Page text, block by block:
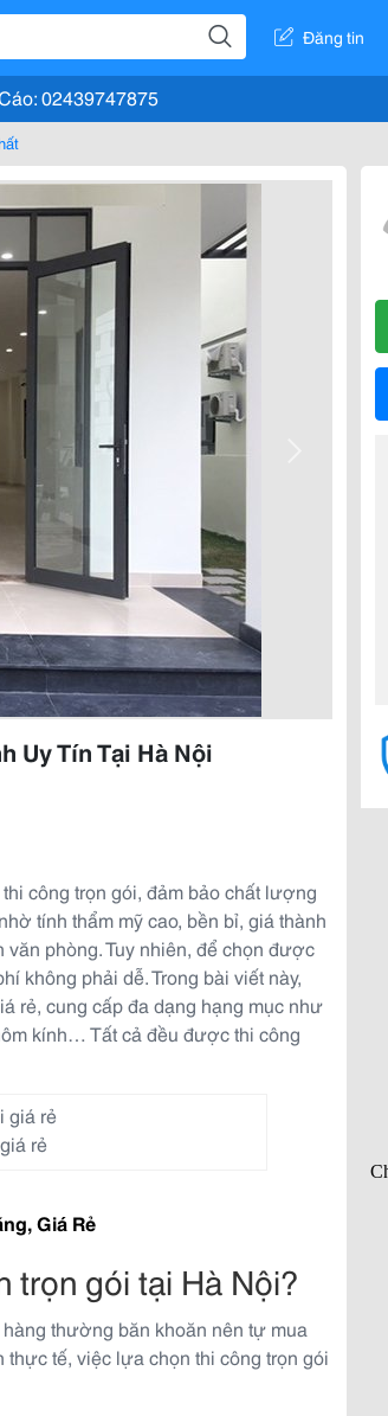
Đăng tin
02439747875
Uy Tín Tại Hà Nội
thi công trọn gói, đảm bảo chất lượng
tính thẩm mỹ cao, bền bỉ, giá thành
phòng. Tuy nhiên, để chọn được
không phải dễ. Trong bài viết này,
rẻ, cung cấp đa dạng hạng mục như
kính… Tất cả đều được thi công
rẻ
Giá Rẻ
trọn gói tại Hà Nội?
thường băn khoăn nên tự mua
tế, việc lựa chọn thi công trọn gói